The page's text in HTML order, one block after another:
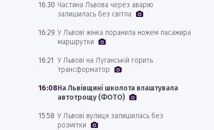
16:30 Частина Львова через аварію
залишилась без світла
16:29 У Львові жінка поранила ножем пасажира
маршрутки
16:21 У Львові на Луганській горить
трансформатор
16:08На Львівщині школота влаштувала
автотрощу (ФОТО)
15:58 У Львові вулиця залишилась без
розмітки